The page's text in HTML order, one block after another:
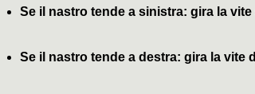
Se il nastro tende a sinistra: gira la
Se il nastro tende a destra: gira la vite